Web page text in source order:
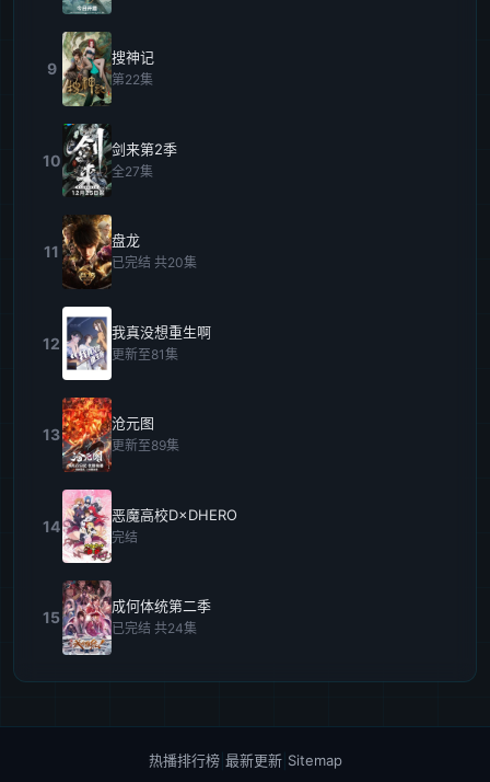
9
搜神记
第22集
10
剑来第2季
全27集
11
盘龙
已完结 共20集
12
我真没想重生啊
更新至81集
13
沧元图
更新至89集
14
恶魔高校D×DHERO
完结
15
成何体统第二季
已完结 共24集
热播排行榜| 最新更新| Sitemap